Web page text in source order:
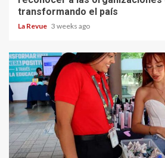
transformando el país
La Revue 3 weeks ago